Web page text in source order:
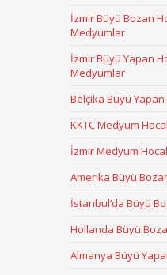
İzmir Büyü Bozan
Medyumlar
İzmir Büyü Yapan
Medyumlar
Belçika Büyü
KKTC Medyum
İzmir Medyum
Amerika Büyü
İstanbul’da Büyü
Hollanda Büyü
Almanya Büyü